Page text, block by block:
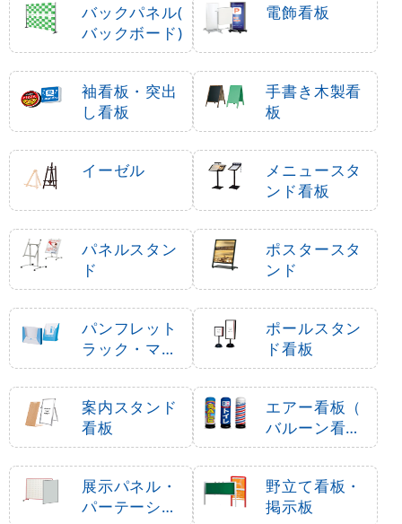
バックパネル(
バックボード)
電飾看板
袖看板・突出
し看板
手書き木製看
板
イーゼル
メニュースタ
ンド看板
パネルスタン
ド
ポスタースタ
ンド
パンフレット
ラック・マガ
ジンラック
ポールスタン
ド看板
案内スタンド
看板
エアー看板（
バルーン看板
）
展示パネル・
パーテーショ
野立て看板・
掲示板